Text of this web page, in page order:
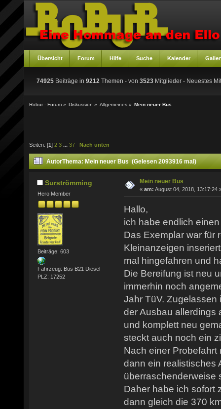
Übersicht Forum Hilfe Suche Kalender
74925 Beiträge in 9212 Themen - von 3523 Mitglieder - Neuestes
Robur - Forum » Diskussion » Allgemeines » Mein neuer Bus
Seiten: [1 ] 2 3 ... 37 Nach unten
AutorThema: Mein neuer Bus (Gelesen 2093916 mal)
Surströmming
Hero Member
Beiträge: 603
Fahrzeug: Bus B21 Diesel
PLZ: 17252
Mein neuer Bus
« am: August 04, 2018, 13:17:24
Hallo,
ich habe endlich
Das Exemplar war für
Kleinanzeigen
mal hingefahren und
Die Bereifung ist neu
immerhin noch
Jahr TüV. Zugelassen
der Ausbau allerdings
und komplett neu
steckt auch noch ein
Nach einer
dann ein realistisches
überraschenderweise
Daher habe ich sofort
dann gleich die 370